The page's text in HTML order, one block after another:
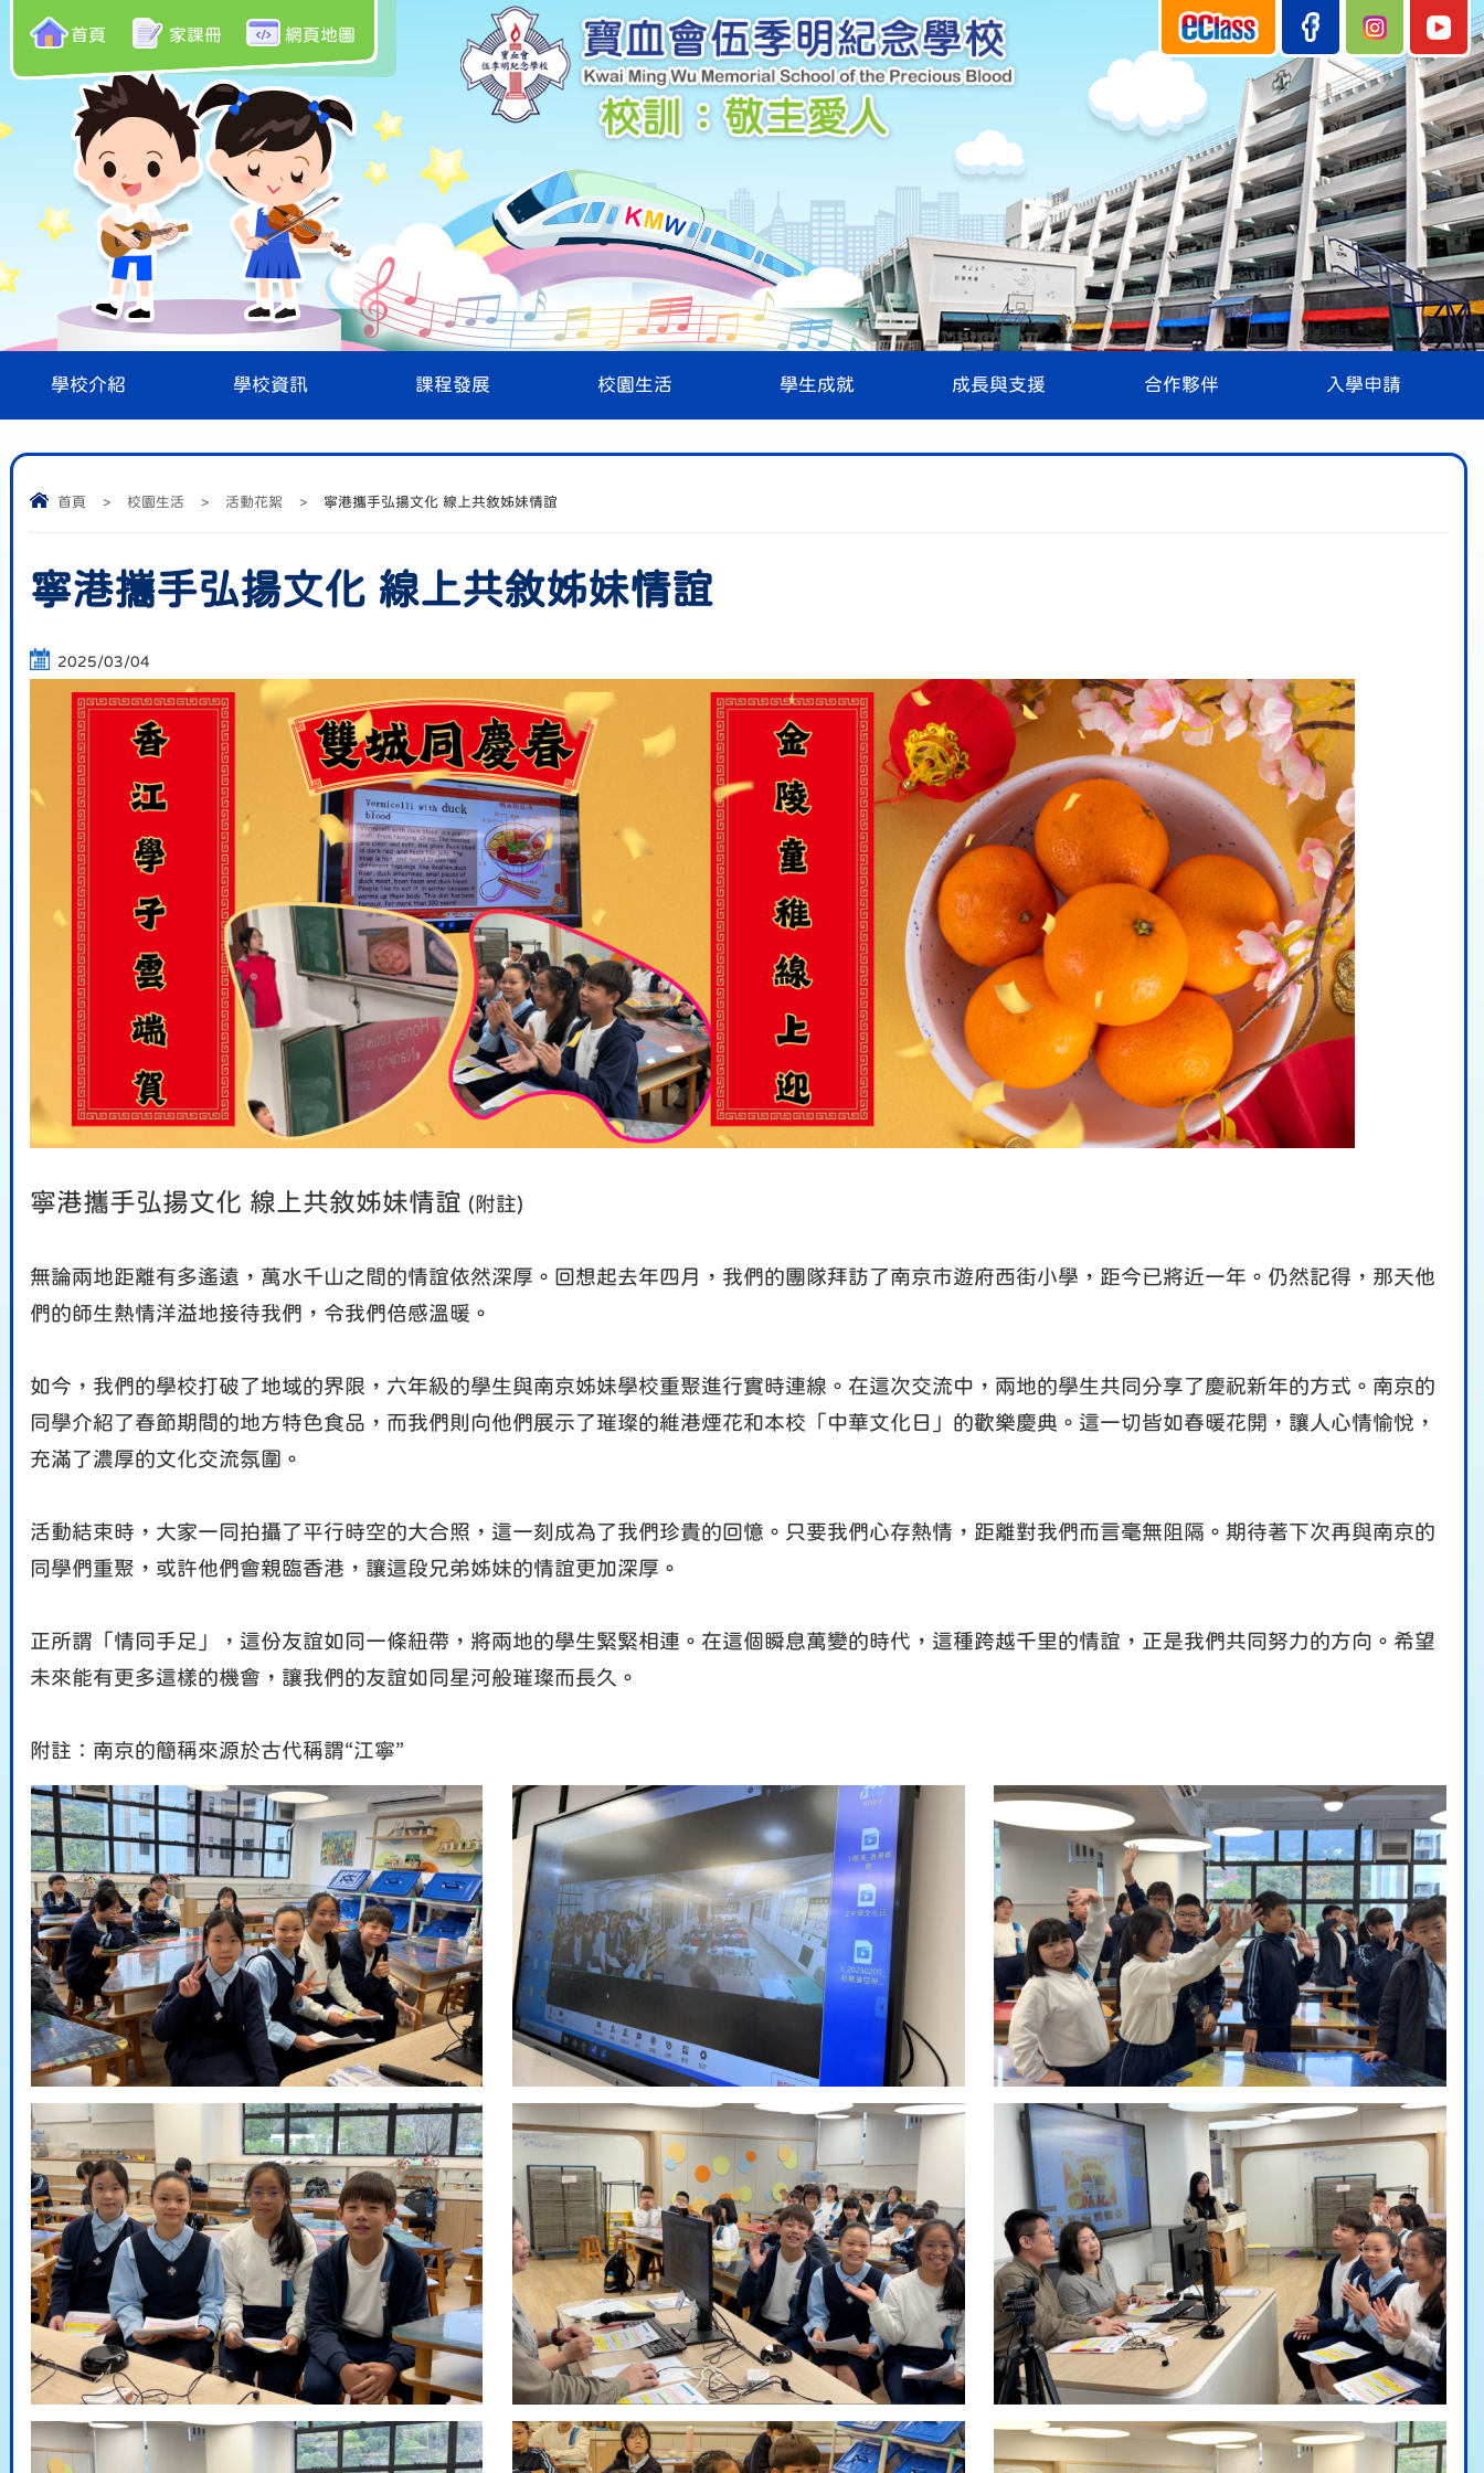
首頁 家課冊 網頁地圖
學校介紹 學校資訊 課程發展 校園生活 學生成就 成長與支援 合作夥伴 入學申請
首頁 > 校園生活 > 活動花絮 > 寧港攜手弘揚文化 線上共敘姊妹情誼
寧港攜手弘揚文化 線上共敘姊妹情誼
2025/03/04
寧港攜手弘揚文化 線上共敘姊妹情誼 (附註)
無論兩地距離有多遙遠，萬水千山之間的情誼依然深厚。回想起去年四月，我們的團隊拜訪了南京市遊府西街小學，距今已將近一年。仍然記得，那天他
們的師生熱情洋溢地接待我們，令我們倍感溫暖。
如今，我們的學校打破了地域的界限，六年級的學生與南京姊妹學校重聚進行實時連線。在這次交流中，兩地的學生共同分享了慶祝新年的方式。南京的
同學介紹了春節期間的地方特色食品，而我們則向他們展示了璀璨的維港煙花和本校「中華文化日」的歡樂慶典。這一切皆如春暖花開，讓人心情愉悅，
充滿了濃厚的文化交流氛圍。
活動結束時，大家一同拍攝了平行時空的大合照，這一刻成為了我們珍貴的回憶。只要我們心存熱情，距離對我們而言毫無阻隔。期待著下次再與南京的
同學們重聚，或許他們會親臨香港，讓這段兄弟姊妹的情誼更加深厚。
正所謂「情同手足」，這份友誼如同一條紐帶，將兩地的學生緊緊相連。在這個瞬息萬變的時代，這種跨越千里的情誼，正是我們共同努力的方向。希望
未來能有更多這樣的機會，讓我們的友誼如同星河般璀璨而長久。
附註：南京的簡稱來源於古代稱謂“江寧”